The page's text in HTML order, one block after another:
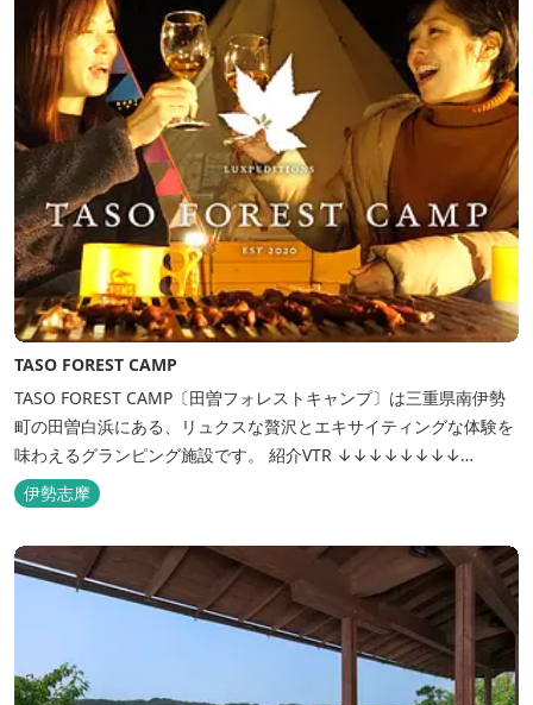
TASO FOREST CAMP
TASO FOREST CAMP〔田曽フォレストキャンプ〕は三重県南伊勢
町の田曽白浜にある、リュクスな贅沢とエキサイティングな体験を
味わえるグランピング施設です。 紹介VTR ↓↓↓↓↓↓↓↓
https://www.youtube.com/watch?v=jpF0wPRjqSw
伊勢志摩